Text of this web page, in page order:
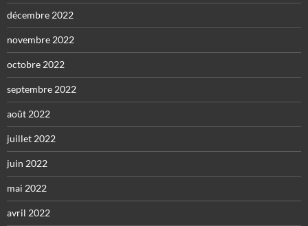
décembre 2022
novembre 2022
octobre 2022
septembre 2022
août 2022
juillet 2022
juin 2022
mai 2022
avril 2022